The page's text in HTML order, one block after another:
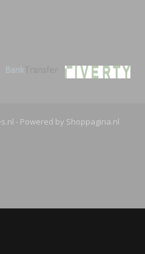
- Powered by Shoppagina.nl